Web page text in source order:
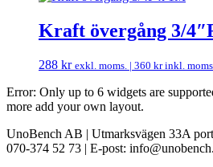
Kraft övergång 3/
288 kr exkl. moms. | 360 krinkl. moms.
Error: Only up to 6 widgets are
more add your own layout.
UnoBench AB | Utmarksvägen 33A
070-374 52 73 | E-post: